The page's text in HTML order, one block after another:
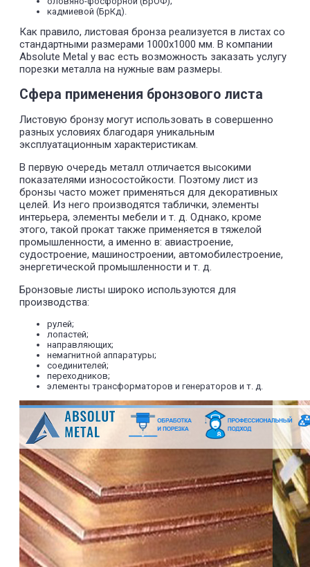
кадмиевой (БрКд).
Как правило, листовая бронза реализуется в листах со
стандартными размерами 1000х1000 мм. В компании
Absolute Metal у вас есть возможность заказать услугу
порезки металла на нужные вам размеры.
Сфера применения бронзового листа
Листовую бронзу могут использовать в совершенно
разных условиях благодаря уникальным
эксплуатационным характеристикам.
В первую очередь металл отличается высокими
показателями износостойкости. Поэтому лист из
бронзы часто может применяться для декоративных
целей. Из него производятся таблички, элементы
интерьера, элементы мебели и т. д. Однако, кроме
этого, такой прокат также применяется в тяжелой
промышленности, а именно в: авиастроение,
судостроение, машиностроении, автомобилестроение,
энергетической промышленности и т. д.
Бронзовые листы широко используются для
производства:
рулей;
лопастей;
направляющих;
немагнитной аппаратуры;
соединителей;
переходников;
элементы трансформаторов и генераторов и т. д.